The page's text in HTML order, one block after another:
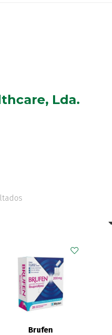
Lda.
Brufen